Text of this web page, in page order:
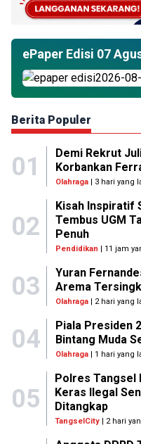
ePaper Edisi 07
Berita Populer
01
Demi Rekrut
Korbankan
Olahraga| 3 hari yang
02
Kisah Inspiratif
Tembus UGM
Penuh
Pendidikan | 11 jam
03
Yuran
Arema
Olahraga| 2 hari yang
04
Piala Presiden
Bintang Muda
Olahraga| 1 hari yang
05
Polres Tangsel
Keras Ilegal
Ditangkap
TangselCity | 2 hari